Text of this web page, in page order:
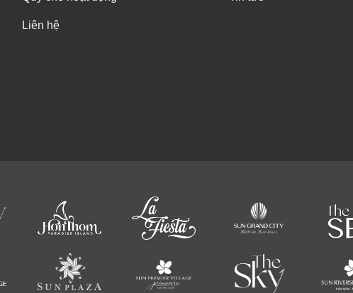
Liên hệ